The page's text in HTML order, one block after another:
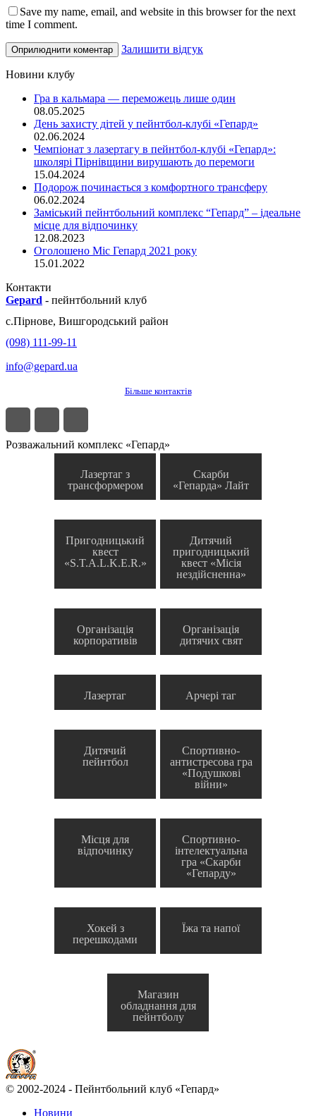
Save my name, email, and website in this browser for the next
time I comment.
Залишити відгук
Новини клубу
Гра в кальмара — переможець лише один
08.05.2025
День захисту дітей у пейнтбол-клубі «Гепард»
02.06.2024
Чемпіонат з лазертагу в пейнтбол-клубі «Гепард»:
школярі Пірнівщини вирушають до перемоги
15.04.2024
Подорож починається з комфортного трансферу
06.02.2024
Заміський пейнтбольний комплекс “Гепард” – ідеальне
місце для відпочинку
12.08.2023
Оголошено Міс Гепард 2021 року
15.01.2022
Контакти
Gepard - пейнтбольний клуб
с.Пірнове, Вишгородський район
(098) 111-99-11
info@gepard.ua
Більше контактів
Розважальний комплекс «Гепард»
Лазертаг з
трансформером
Скарби
«Гепарда» Лайт
Пригодницький
квест
«S.T.A.L.K.E.R.»
Дитячий
пригодницький
квест «Місія
нездійсненна»
Організація
корпоративів
Організація
дитячих свят
Лазертаг Арчері таг
Дитячий
пейнтбол
Спортивно-
антистресова гра
«Подушкові
війни»
Місця для
відпочинку
Спортивно-
інтелектуальна
гра «Скарби
«Гепарду»
Хокей з
перешкодами
Їжа та напої
Магазин
обладнання для
пейнтболу
© 2002-2024 - Пейнтбольний клуб «Гепард»
Новини